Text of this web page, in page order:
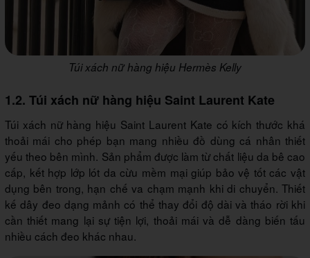
Túi xách nữ hàng hiệu Hermès Kelly
1.2. Túi xách nữ hàng hiệu Saint Laurent Kate
Túi xách nữ hàng hiệu Saint Laurent Kate có kích thước khá
thoải mái cho phép bạn mang nhiều đồ dùng cá nhân thiết
yếu theo bên mình. Sản phẩm được làm từ chất liệu da bê cao
cấp, kết hợp lớp lót da cừu mềm mại giúp bảo vệ tốt các vật
dụng bên trong, hạn chế va chạm mạnh khi di chuyển. Thiết
kế dây đeo dạng mảnh có thể thay đổi độ dài và tháo rời khi
cần thiết mang lại sự tiện lợi, thoải mái và dễ dàng biến tấu
nhiều cách đeo khác nhau.